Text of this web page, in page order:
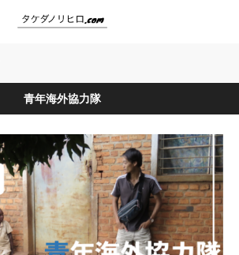
青年海外協力隊